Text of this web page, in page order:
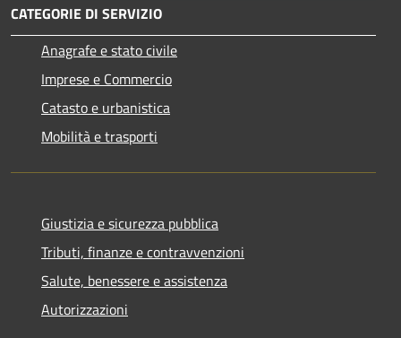
CATEGORIE DI SERVIZIO
Anagrafe e stato civile
Imprese e Commercio
Catasto e urbanistica
Mobilità e trasporti
Giustizia e sicurezza pubblica
Tributi, finanze e contravvenzioni
Salute, benessere e assistenza
Autorizzazioni